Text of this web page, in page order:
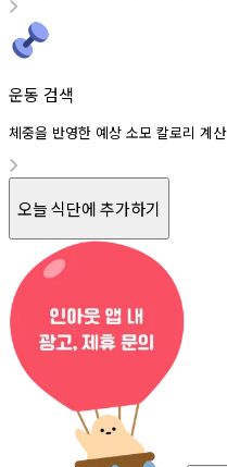
운동 검색
체중을 반영한 예상 소모 칼로리 계산
오늘 식단에 추가하기